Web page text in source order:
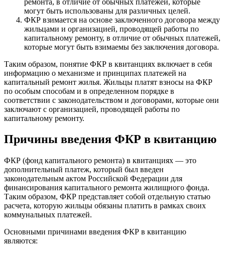
могут быть использованы для различных целей.
ФКР взимается на основе заключенного договора между
жильцами и организацией, проводящей работы по
капитальному ремонту, в отличие от обычных платежей,
которые могут быть взимаемы без заключения договора.
Таким образом, понятие ФКР в квитанциях включает в себя
информацию о механизме и принципах платежей на
капитальный ремонт жилья. Жильцы платят взносы на ФКР
по особым способам и в определенном порядке в
соответствии с законодательством и договорами, которые они
заключают с организацией, проводящей работы по
капитальному ремонту.
Причины введения ФКР в квитанцию
ФКР (фонд капитального ремонта) в квитанциях — это
дополнительный платеж, который был введен
законодательным актом Российской Федерации для
финансирования капитального ремонта жилищного фонда.
Таким образом, ФКР представляет собой отдельную статью
расчета, которую жильцы обязаны платить в рамках своих
коммунальных платежей.
Основными причинами введения ФКР в квитанцию
являются: